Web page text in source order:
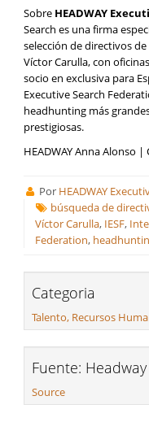
Sobre HEADWAY
Search es una firma
selección de directivos
Víctor Carulla, con
socio en exclusiva para
Executive Search
headhunting más
prestigiosas.
HEADWAY Anna Alonso
Por HEADWAY
búsqueda de
Víctor Carulla, IESF,
Federation,
Categoria
Talento, Recursos
Fuente:
Source